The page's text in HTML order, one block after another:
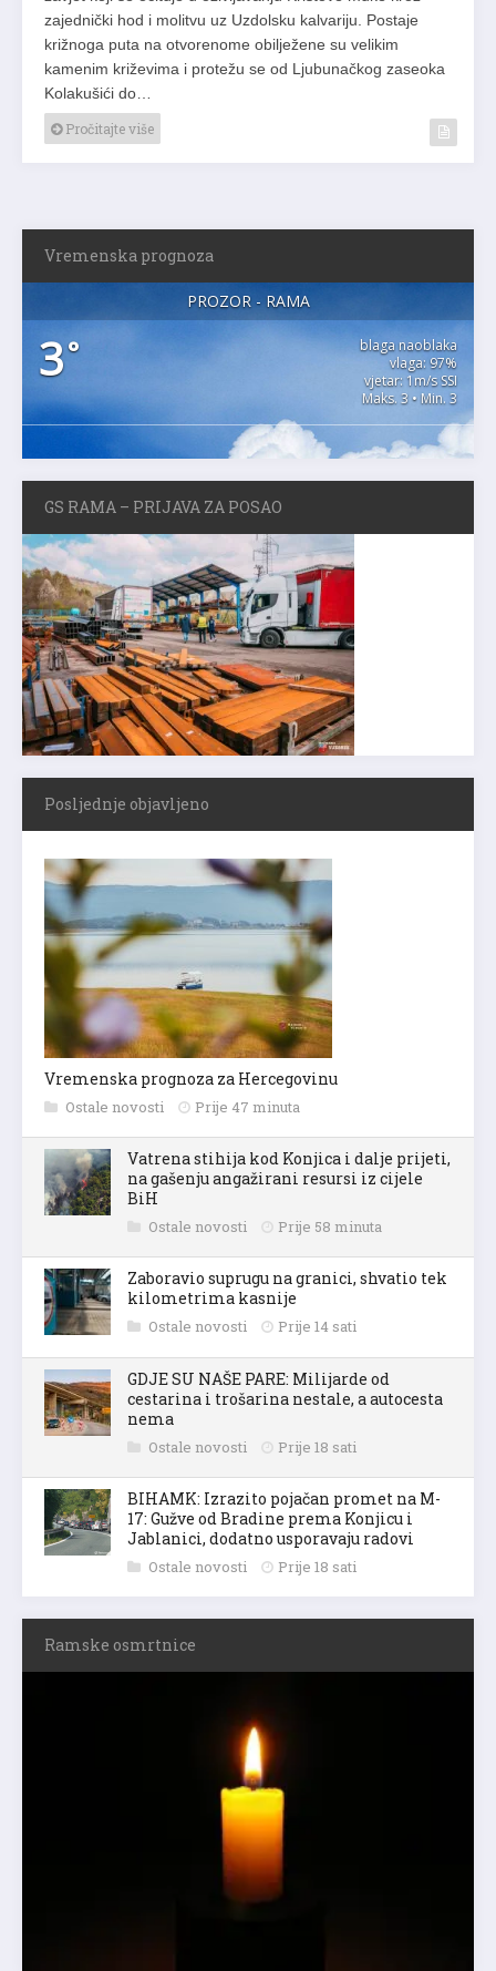
zajednički hod i molitvu uz Uzdolsku kalvariju. Postaje
križnoga puta na otvorenome obilježene su velikim
kamenim križevima i protežu se od Ljubunačkog zaseoka
Kolakušići do…
Pročitajte više
Vremenska prognoza
PROZOR - RAMA
3°
blaga naoblaka
vlaga: 97%
vjetar: 1m/s SSI
Maks. 3 • Min. 3
GS RAMA – PRIJAVA ZA POSAO
Posljednje objavljeno
Vremenska prognoza za Hercegovinu
Ostale novosti Prije 47 minuta
Vatrena stihija kod Konjica i dalje prijeti,
na gašenju angažirani resursi iz cijele
BiH
Ostale novosti Prije 58 minuta
Zaboravio suprugu na granici, shvatio tek
kilometrima kasnije
Ostale novosti Prije 14 sati
GDJE SU NAŠE PARE: Milijarde od
cestarina i trošarina nestale, a autocesta
nema
Ostale novosti Prije 18 sati
BIHAMK: Izrazito pojačan promet na M-
17: Gužve od Bradine prema Konjicu i
Jablanici, dodatno usporavaju radovi
Ostale novosti Prije 18 sati
Ramske osmrtnice